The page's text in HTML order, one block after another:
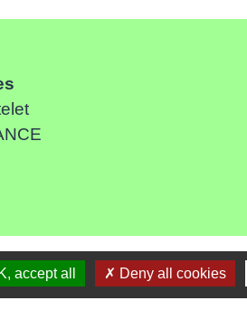
accept all Deny all cookies